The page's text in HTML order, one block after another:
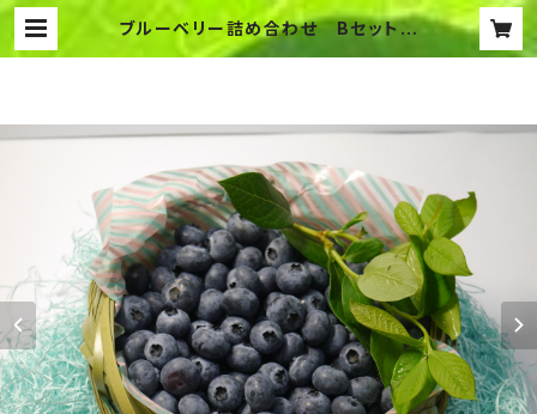
ブルーベリー詰め合わせ Bセット
ブルーベリー800ｇ 極選潤ジャム3